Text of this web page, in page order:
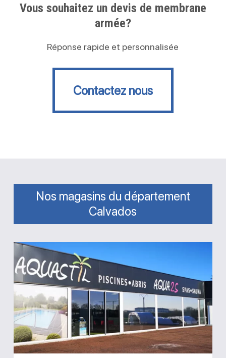
Vous souhaitez un devis de membrane
armée?
Réponse rapide et personnalisée
Contactez nous
Contactez nous
Nos magasins du département
Calvados
Aquastil
Piscines
Aqua2S
Bayeux